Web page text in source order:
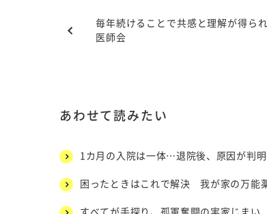
毎年続けることで共感と理解が得ら
医師会
あわせて読みたい
1カ月の入院は一体…退院後、原因が判
困ったときはこれで解決 我が家の万能
すべてが手探り、孤軍奮闘の実家じま